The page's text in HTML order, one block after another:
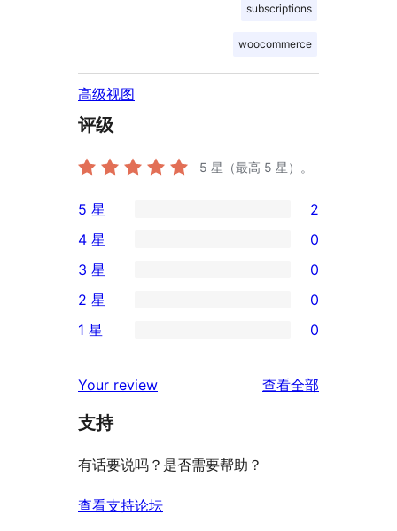
subscriptions
woocommerce
高级视图
评级
5 星（最高 5 星）。
2
条
5
星
评
5 星 2
条
4
星
价
4 星 0
0
条
3
评
价
3 星 0
条
星
评
2 星 0
1
星
价
1 星 0
Your review 查看全部
支持
有话要说吗？是否需要帮助？
查看支持论坛